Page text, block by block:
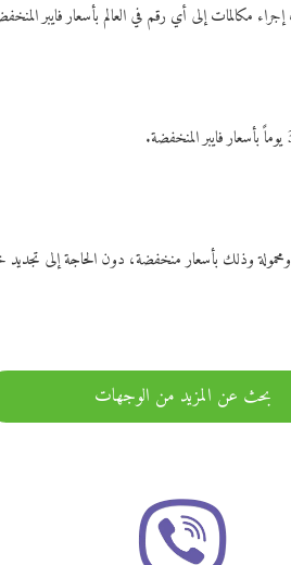
ومحمولة وذلك بأسعار منخفضة، دون الحاجة
بحث عن المزيد من الوجهات